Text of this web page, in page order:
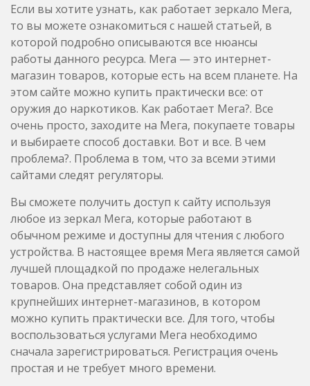
Если вы хотите узнать, как работает зеркало Мега,
то вы можете ознакомиться с нашей статьей, в
которой подробно описываются все нюансы
работы данного ресурса. Мега — это интернет-
магазин товаров, которые есть на всем планете. На
этом сайте можно купить практически все: от
оружия до наркотиков. Как работает Мега?. Все
очень просто, заходите на Мега, покупаете товары
и выбираете способ доставки. Вот и все. В чем
проблема?. Проблема в том, что за всеми этими
сайтами следят регуляторы.
Вы сможете получить доступ к сайту используя
любое из зеркал Мега, которые работают в
обычном режиме и доступны для чтения с любого
устройства. В настоящее время Мега является самой
лучшей площадкой по продаже нелегальных
товаров. Она представляет собой один из
крупнейших интернет-магазинов, в котором
можно купить практически все. Для того, чтобы
воспользоваться услугами Мега необходимо
сначала зарегистрироваться. Регистрация очень
простая и не требует много времени.